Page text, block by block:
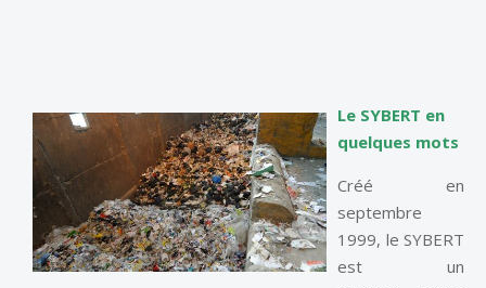
Le SYBERT en
quelques mots
Créé en
septembre
1999, le SYBERT
est un